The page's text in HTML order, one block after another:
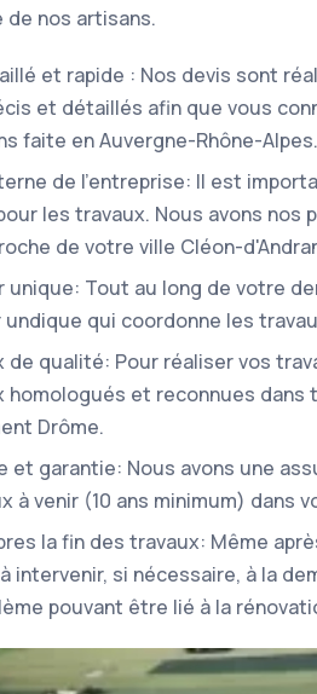
de nos artisans.
et rapide : Nos devis sont
et détaillés afin que vous
faite en Auvergne-Rhône-Alpes.
de l'entreprise: Il est
les travaux. Nous avons
de votre ville Cléon-
unique: Tout au long de votre
qui coordonne les
de qualité: Pour réaliser vos
homologués et reconnues
Drôme.
et garantie: Nous avons une
à venir (10 ans minimum) dans
la fin des travaux: Même
intervenir, si nécessaire, à la
pouvant être lié à la